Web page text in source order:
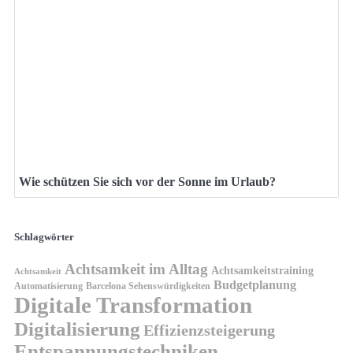
Wie schützen Sie sich vor der Sonne im Urlaub?
Schlagwörter
Achtsamkeit Achtsamkeit im Alltag Achtsamkeitstraining
Automatisierung Barcelona Sehenswürdigkeiten Budgetplanung
Digitale Transformation
Digitalisierung Effizienzsteigerung